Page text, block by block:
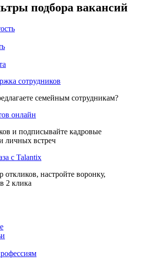
подбора вакансий
сотрудников
семейным сотрудникам?
онлайн
и подписывайте кадровые
личных встреч
с Talantix
откликов, настройте воронку,
2 клика